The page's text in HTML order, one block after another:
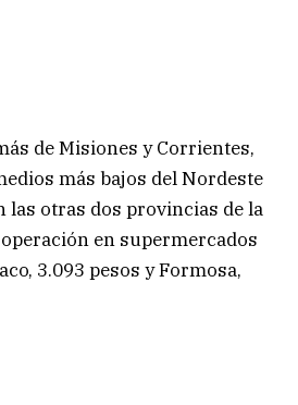
de Misiones y Corrientes,
más bajos del Nordeste
las otras dos provincias de la
en supermercados
3.093 pesos y Formosa,